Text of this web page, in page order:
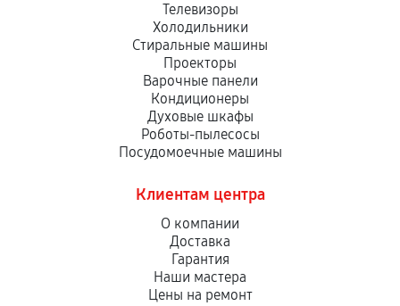
Телевизоры
Холодильники
Стиральные машины
Проекторы
Варочные панели
Кондиционеры
Духовые шкафы
Роботы-пылесосы
Посудомоечные машины
Клиентам центра
О компании
Доставка
Гарантия
Наши мастера
Цены на ремонт